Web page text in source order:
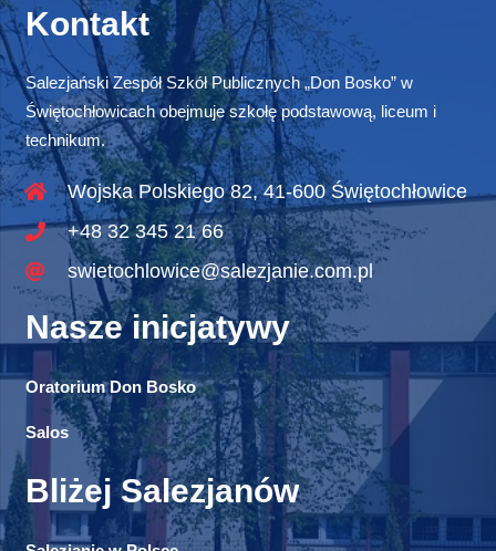
Kontakt
Salezjański Zespół Szkół Publicznych „Don Bosko” w
Świętochłowicach obejmuje szkołę podstawową, liceum i
technikum.
Wojska Polskiego 82, 41-600 Świętochłowice
+48 32 345 21 66
swietochlowice@salezjanie.com.pl
Nasze inicjatywy
Oratorium Don Bosko
Salos
Bliżej Salezjanów